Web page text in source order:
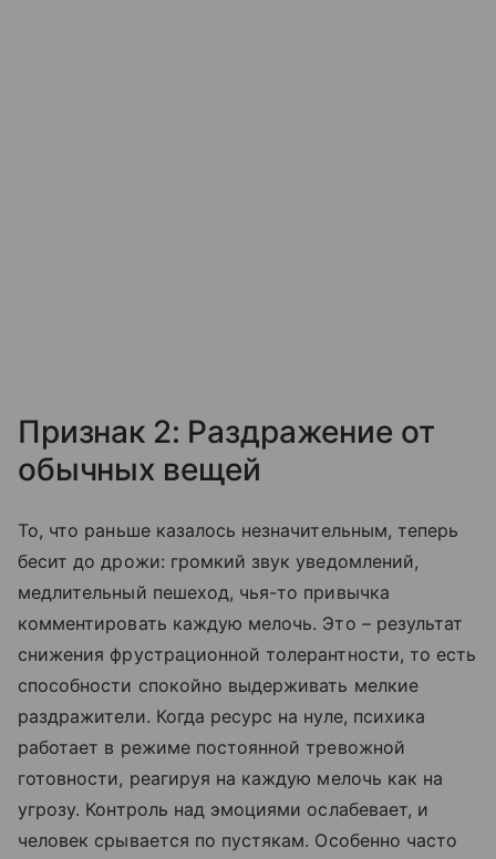
Признак 2: Раздражение от
обычных вещей
То, что раньше казалось незначительным, теперь
бесит до дрожи: громкий звук уведомлений,
медлительный пешеход, чья-то привычка
комментировать каждую мелочь. Это – результат
снижения фрустрационной толерантности, то есть
способности спокойно выдерживать мелкие
раздражители. Когда ресурс на нуле, психика
работает в режиме постоянной тревожной
готовности, реагируя на каждую мелочь как на
угрозу. Контроль над эмоциями ослабевает, и
человек срывается по пустякам. Особенно часто